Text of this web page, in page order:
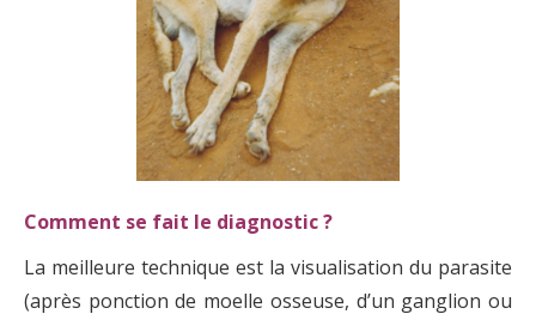
Comment se fait le diagnostic ?
La meilleure technique est la visualisation du parasite
(après ponction de moelle osseuse, d’un ganglion ou